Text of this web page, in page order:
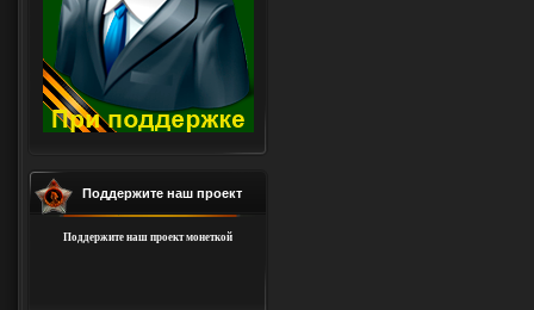
Поддержите наш проект
Поддержите наш проект монеткой